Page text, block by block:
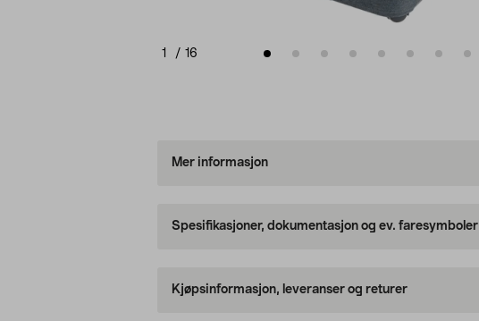
1 / 16
Mer informasjon
Spesifikasjoner, dokumentasjon og ev. faresymboler
Kjøpsinformasjon, leveranser og returer